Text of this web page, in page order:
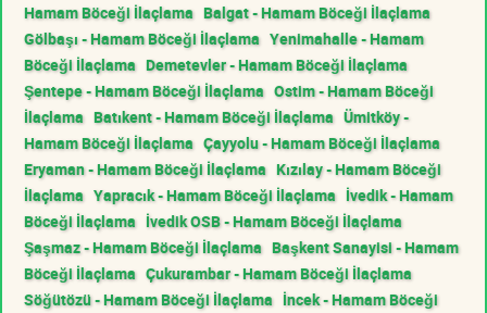
Hamam Böceği İlaçlama Balgat - Hamam Böceği İlaçlama
Gölbaşı - Hamam Böceği İlaçlama Yenimahalle - Hamam
Böceği İlaçlama Demetevler - Hamam Böceği İlaçlama
Şentepe - Hamam Böceği İlaçlama Ostim - Hamam Böceği
İlaçlama Batıkent - Hamam Böceği İlaçlama Ümitköy -
Hamam Böceği İlaçlama Çayyolu - Hamam Böceği İlaçlama
Eryaman - Hamam Böceği İlaçlama Kızılay - Hamam Böceği
İlaçlama Yapracık - Hamam Böceği İlaçlama İvedik - Hamam
Böceği İlaçlama İvedik OSB - Hamam Böceği İlaçlama
Şaşmaz - Hamam Böceği İlaçlama Başkent Sanayisi - Hamam
Böceği İlaçlama Çukurambar - Hamam Böceği İlaçlama
Söğütözü - Hamam Böceği İlaçlama İncek - Hamam Böceği